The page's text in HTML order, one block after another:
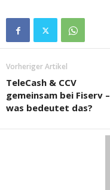
Vorheriger Artikel
TeleCash & CCV
gemeinsam bei Fiserv –
was bedeutet das?